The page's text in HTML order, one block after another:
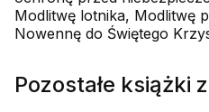
Modlitwę lotnika, Modlitwę
Nowennę do Świętego
Pozostałe książki